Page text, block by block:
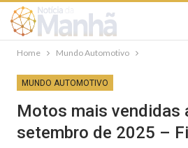
Home Mundo Automotivo
MUNDO AUTOMOTIVO
Motos mais vendidas
setembro de 2025 –